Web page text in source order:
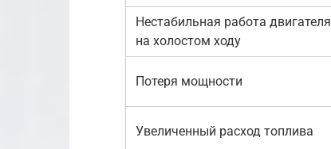
Нестабильная работа двигателя
на холостом ходу
Потеря мощности
Увеличенный расход топлива